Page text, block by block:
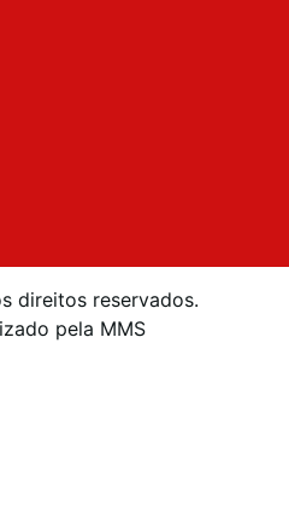
direitos reservados.
pela MMS